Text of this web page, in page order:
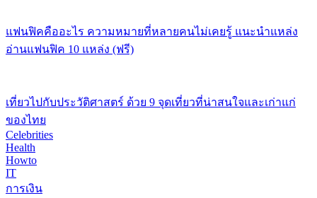
แฟนฟิคคืออะไร ความหมายที่หลายคนไม่เคยรู้ แนะนำแหล่ง
อ่านแฟนฟิค 10 แหล่ง (ฟรี)
เที่ยวไปกับประวัติศาสตร์ ด้วย 9 จุดเที่ยวที่น่าสนใจและเก่าแก่
ของไทย
Celebrities
Health
Howto
IT
การเงิน